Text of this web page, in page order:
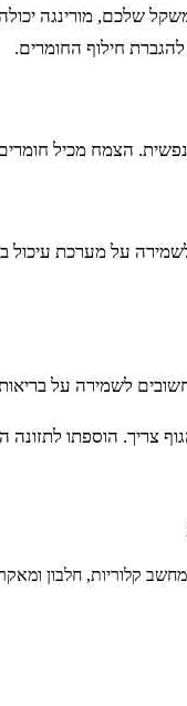
מורינגה יכולה
חילוף החומרים.
הצמח מכיל
על מערכת עיכול
חשובים לשמירה על
הוספתו לתזונה